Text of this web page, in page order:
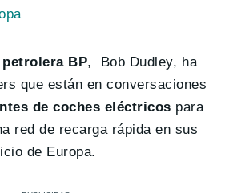
petrolera BP, Bob Dudley, ha
que están en conversaciones
de coches eléctricos para
red de recarga rápida en sus
de Europa.